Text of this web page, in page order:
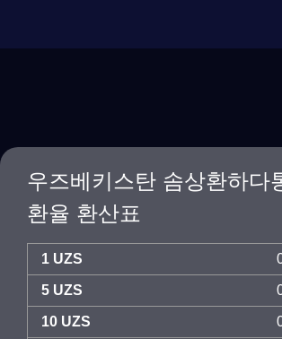
우즈베키스탄 솜상환하다
환율 환산표
1 UZS
5 UZS
10 UZS